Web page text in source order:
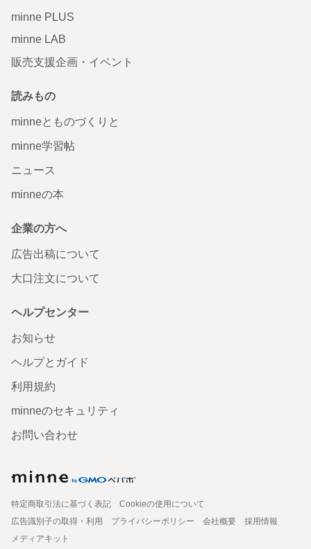
minne PLUS
minne LAB
販売支援企画・イベント
読みもの
minneとものづくりと
minne学習帖
ニュース
minneの本
企業の方へ
広告出稿について
大口注文について
ヘルプセンター
お知らせ
ヘルプとガイド
利用規約
minneのセキュリティ
お問い合わせ
特定商取引法に基づく表記
Cookieの使用について
広告識別子の取得・利用
プライバシーポリシー 会社概要
採用情報
メディアキット